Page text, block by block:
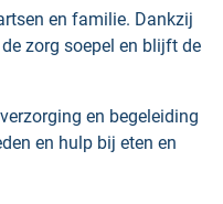
en familie. Dankzij
zorg soepel en blijft de
en begeleiding
en hulp bij eten en